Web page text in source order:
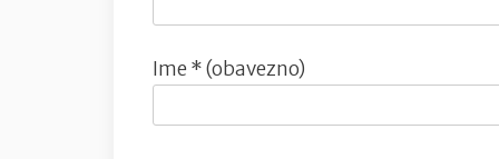
Ime * (obavezno)